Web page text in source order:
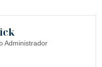
Administrador